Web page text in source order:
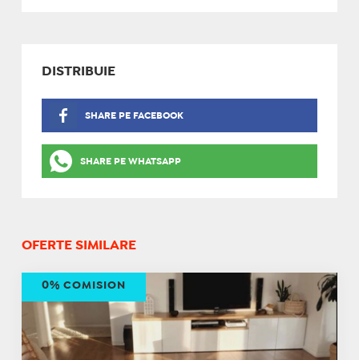
DISTRIBUIE
SHARE PE FACEBOOK
SHARE PE WHATSAPP
OFERTE SIMILARE
0% COMISION